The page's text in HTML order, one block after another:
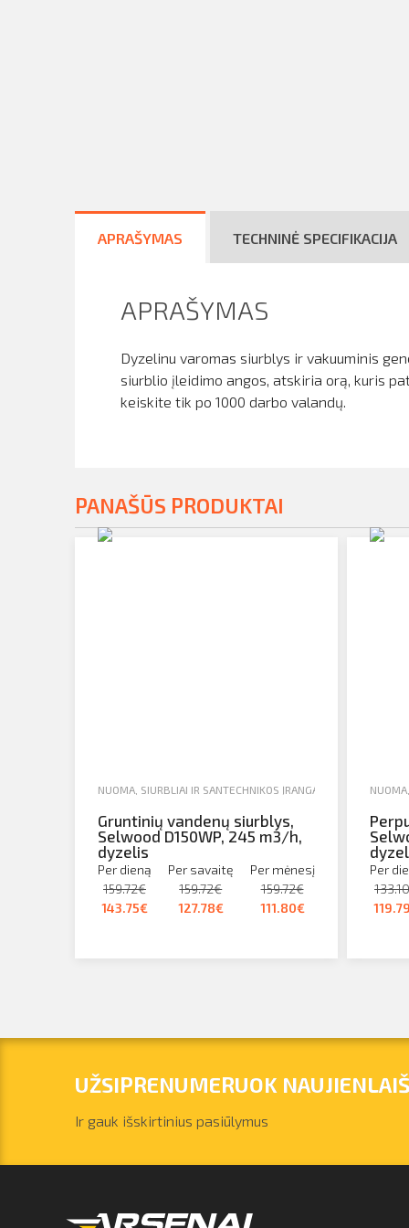
APRAŠYMAS TECHNINĖ SPECIFIKACIJA
APRAŠYMAS
Dyzelinu varomas siurblys ir vakuuminis
siurblio įleidimo angos, atskiria orą, kuris
keiskite tik po 1000 darbo valandų.
PANAŠŪS PRODUKTAI
NUOMA SIURBLIAI IR SANTECHNIKOS ĮRANGA VANDENS
Gruntinių vandenų siurblys,
Selwood D150WP, 245 m3/h,
dyzelis
Per dieną
159.72€
143.75€
Per savaitę
159.72€
127.78€
Per mėnesį
159.72€
111.80€
NUOMA,
Per
UŽSIPRENUMERUOK
Ir gauk išskirtinius pasiūlymus